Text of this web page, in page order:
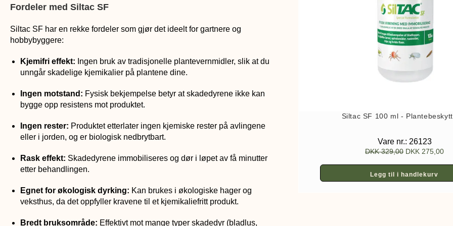
Fordeler med Siltac SF
Siltac SF har en rekke fordeler som gjør det ideelt for gartnere og
hobbybyggere:
Kjemifri effekt: Ingen bruk av tradisjonelle plantevernmidler, slik at du
unngår skadelige kjemikalier på plantene dine.
Ingen motstand: Fysisk bekjempelse betyr at skadedyrene ikke kan
bygge opp resistens mot produktet.
Ingen rester: Produktet etterlater ingen kjemiske rester på avlingene
eller i jorden, og er biologisk nedbrytbart.
Rask effekt: Skadedyrene immobiliseres og dør i løpet av få minutter
etter behandlingen.
Egnet for økologisk dyrking: Kan brukes i økologiske hager og
veksthus, da det oppfyller kravene til et kjemikaliefritt produkt.
Bredt bruksområde: Effektivt mot mange typer skadedyr (bladlus,
Siltac SF 100 ml -
Vare nr.: 26123
DKK329,00 DKK 275,00
Legg til i handlekurv